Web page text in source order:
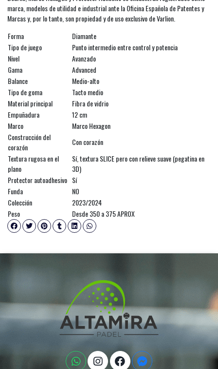
marca, modelos de utilidad e industrial ante la Oficina Española de Patentes y
Marcas y, por lo tanto, son propiedad y de uso exclusivo de Varlion.
Forma
Diamante
Tipo de juego
Punto intermedio entre control y potencia
Nivel
Avanzado
Gama
Advanced
Balance
Medio-alto
Tipo de goma
Tacto medio
Material principal
Fibra de vidrio
Empuñadura
12 cm
Marco
Marco Hexagon
Construcción del
corazón
Con corazón
Textura rugosa en el
plano
Sí, textura SLICE pero con relieve suave (pegatina en
3D)
Protector autoadhesivo Sí
Funda
NO
Colección
2023/2024
Peso
Desde 350 a 375 APROX